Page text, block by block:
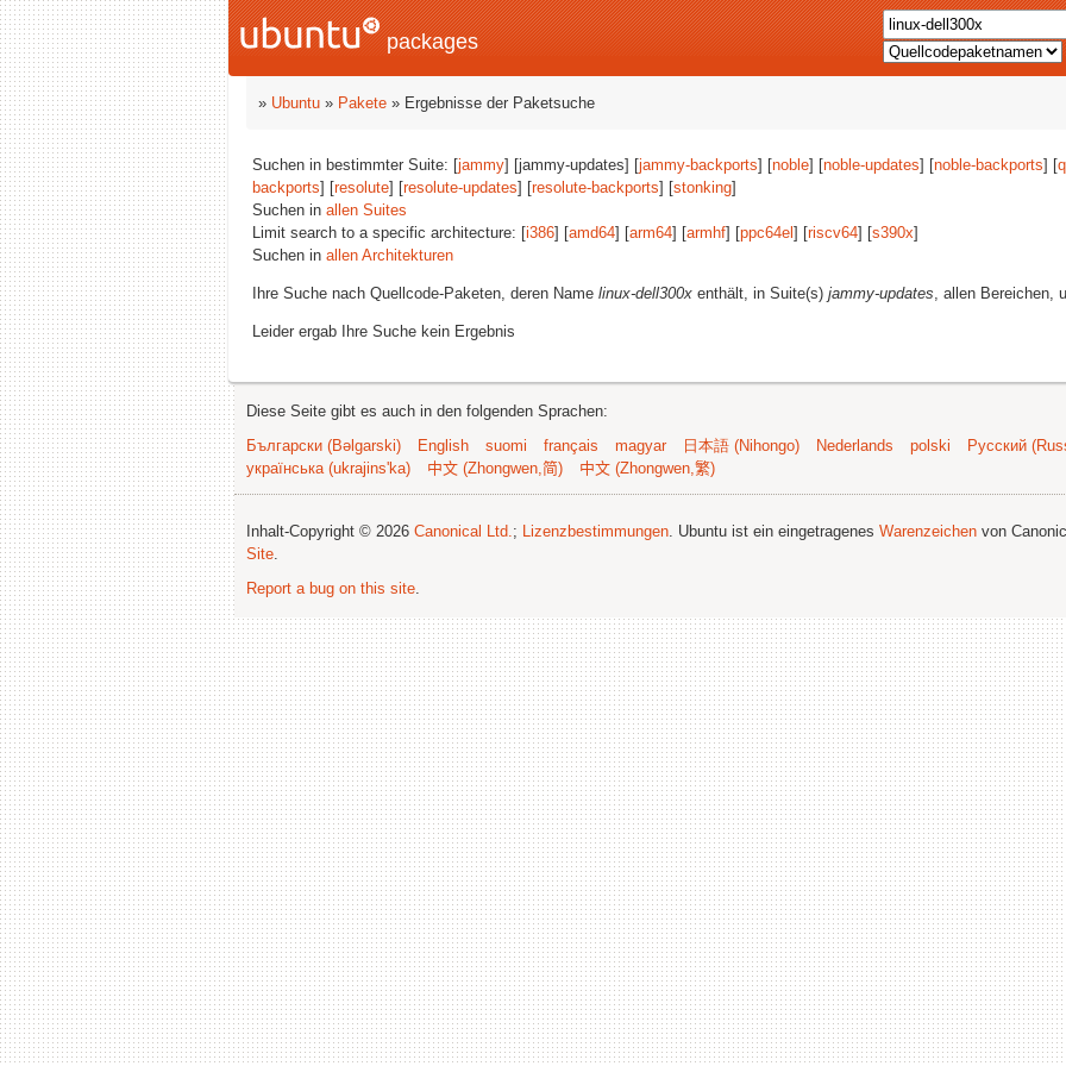
packages
» Ubuntu » Pakete » Ergebnisse der Paketsuche
Suchen in bestimmter Suite: [jammy] [jammy-updates] [jammy-backports] [noble] [noble-updates] [noble-backports] [
backports] [resolute] [resolute-updates] [resolute-backports] [stonking]
Suchen in allen Suites
Limit search to a specific architecture: [i386] [amd64] [arm64] [armhf] [ppc64el ] [riscv64] [s390x]
Suchen in allen Architekturen
Ihre Suche nach Quellcode-Paketen, deren Name linux-dell300x enthält, in Suite(s) jammy-updates, allen Bereichen,
Leider ergab Ihre Suche kein Ergebnis
Diese Seite gibt es auch in den folgenden Sprachen:
Български (Bəlgarski)
English suomi français magyar 日本語 (Nihongo) Nederlands polski
Русский
українська (ukrajins'ka)
中文 (Zhongwen,简) 中文 (Zhongwen,繁)
Inhalt-Copyright © 2026 Canonical Ltd.; Lizenzbestimmungen. Ubuntu ist ein eingetragenes Warenzeichen von
Site.
Report a bug on this site.